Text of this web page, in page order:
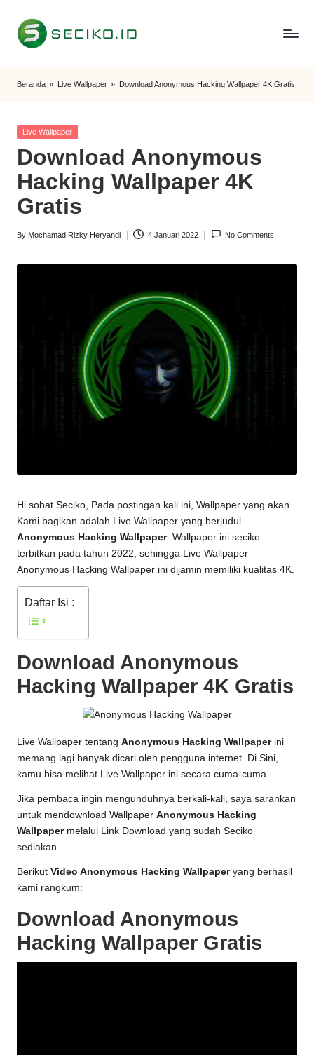
Skip
S
e
c
i
k
o
I
D
Beranda » Live Wallpaper » Download Anonymous Hacking Wallpaper 4K Gratis
Posted
Live Wallpaper
Download Anonymous
Hacking Wallpaper 4K
Gratis
Posted
By Mochamad Rizky Heryandi 4 Januari 2022 No Comments
Hi sobat Seciko, Pada postingan kali ini, Wallpaper yang akan
Kami bagikan adalah Live Wallpaper yang berjudul
Anonymous Hacking Wallpaper. Wallpaper ini seciko
terbitkan pada tahun 2022, sehingga Live Wallpaper
Anonymous Hacking Wallpaper ini dijamin memiliki kualitas 4K.
Daftar Isi :
Download Anonymous
Hacking Wallpaper 4K Gratis
Live Wallpaper tentang Anonymous Hacking Wallpaperini
memang lagi banyak dicari oleh pengguna internet. Di Sini,
kamu bisa melihat Live Wallpaper ini secara cuma-cuma.
Jika pembaca ingin mengunduhnya berkali-kali, saya sarankan
untuk mendownload Wallpaper Anonymous Hacking
Wallpapermelalui Link Download yang sudah Seciko
sediakan.
Berikut Video Anonymous Hacking Wallpaperyang berhasil
kami rangkum:
Download Anonymous
Hacking Wallpaper Gratis